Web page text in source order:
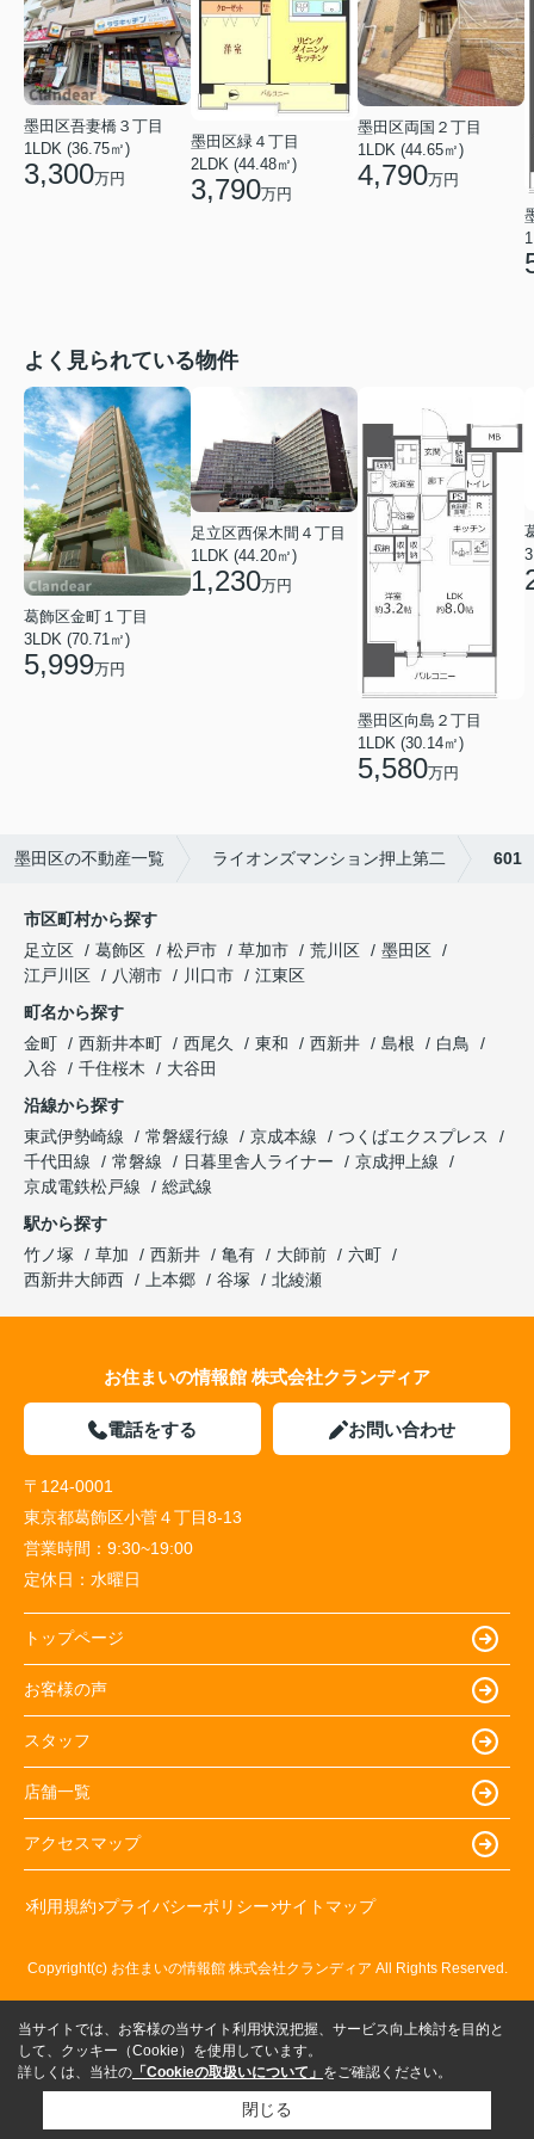
墨田区吾妻橋３丁目
1LDK (36.75㎡)
3,300万円
墨田区緑４丁目
2LDK (44.48㎡)
3,790万円
墨田区両国２丁目
1LDK (44.65㎡)
4,790万円
よく見られている物件
葛飾区金町１丁目
3LDK (70.71㎡)
5,999万円
足立区西保木間４丁目
1LDK (44.20㎡)
1,230万円
墨田区向島２丁目
1LDK (30.14㎡)
5,580万円
墨田区の不動産一覧 ライオンズマンション押上第二 601
市区町村から探す
足立区
葛飾区 松戸市 草加市 荒川区
墨田区
江戸川区
八潮市 川口市
江東区
町名から探す
金町
西新井本町 西尾久 東和 西新井 島根
白鳥
入谷
千住桜木
大谷田
沿線から探す
東武伊勢崎線
常磐緩行線 京成本線
つくばエクスプレス
千代田線
常磐線 日暮里舎人ライナー
京成押上線
京成電鉄松戸線
総武線
駅から探す
竹ノ塚
草加 西新井 亀有 大師前
六町
西新井大師西
上本郷 谷塚 北綾瀬
お住まいの情報館 株式会社クランディア
電話をする お問い合わせ
〒124-0001
東京都葛飾区小菅４丁目8-13
営業時間： 9:30~19:00
定休日： 水曜日
トップページ
お客様の声
スタッフ
店舗一覧
アクセスマップ
利用規約 プライバシーポリシー サイトマップ
Copyright(c) お住まいの情報館 株式会社クランディア All Rights Reserved.
当サイトでは、お客様の当サイト利用状況把握、サービス向上検討を目的と
して、クッキー（Cookie）を使用しています。
詳しくは、当社の 「Cookieの取扱いについて」 をご確認ください。
閉じる